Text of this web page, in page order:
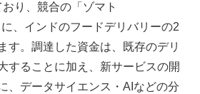
り、競合の「ゾマト
に、インドのフードデリバリーの2
す。調達した資金は、既存のデリ
することに加え、新サービスの開
、データサイエンス・AIなどの分